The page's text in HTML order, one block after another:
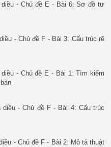
diều - Chủ đề E - Bài 6: Sơ đồ tư
- Chủ đề F - Bài 3: Cấu trúc rẽ
- Chủ đề E - Bài 1: Tìm kiếm
diều - Chủ đề F - Bài 4: Cấu trúc
- Chủ đề F - Bài 2: Mô tả thuật